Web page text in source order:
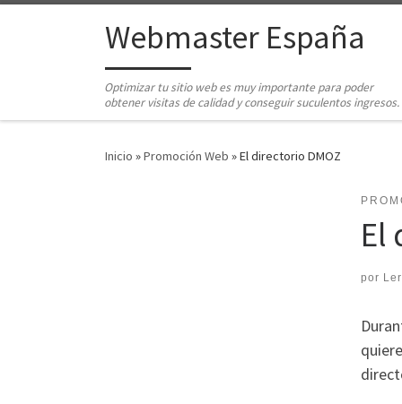
Saltar al contenidoWebmaster España
Optimizar tu sitio web es muy importante para poder
obtener visitas de calidad y conseguir suculentos ingresos.
Inicio »Promoción Web »El directorio DMOZ
El
por